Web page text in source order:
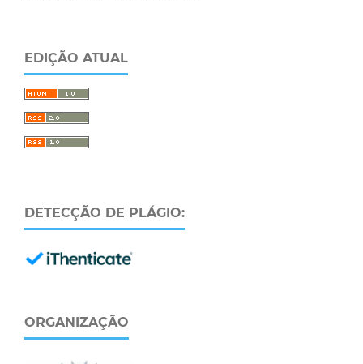
EDIÇÃO ATUAL
DETECÇÃO DE PLÁGIO:
ORGANIZAÇÃO